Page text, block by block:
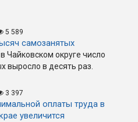
5 589
самозанятых
Чайковском округе число
выросло в десять раз.
3 397
оплаты труда в
увеличится